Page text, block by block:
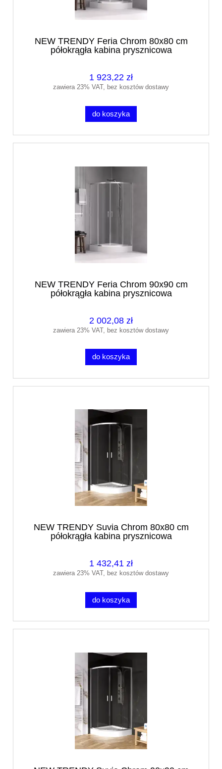
NEW TRENDY Feria Chrom 80x80 cm
półokrągła kabina prysznicowa
1 923,22 zł
zawiera 23% VAT, bez kosztów dostawy
do koszyka
NEW TRENDY Feria Chrom 90x90 cm
półokrągła kabina prysznicowa
2 002,08 zł
zawiera 23% VAT, bez kosztów dostawy
do koszyka
NEW TRENDY Suvia Chrom 80x80 cm
półokrągła kabina prysznicowa
1 432,41 zł
zawiera 23% VAT, bez kosztów dostawy
do koszyka